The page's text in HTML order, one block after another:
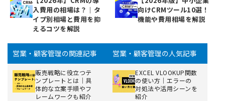
入費用の相場は？｜タ
イプ別相場と費用を抑
えるコツを解説
向けCRMツール10選！
機能や費用相場を解説
営業・顧客管理の関連記事
販売戦略に役立つテ
ンプレートとは｜具
体的な立案手順やフ
レームワークも紹介
営業・顧客管理の人気記事
EXCEL VLOOKUP関数
の使い方｜エラーの
対処法や活用シーンを
紹介